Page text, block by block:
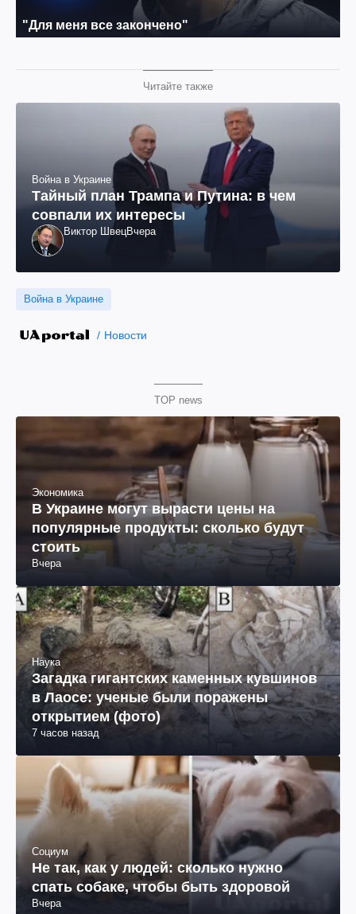
Читайте также
Война в Украине
Тайный план Трампа и Путина: в чем
совпали их интересы
Виктор ШвецВчера
Война в Украине
Новости
TOP news
Экономика
В Украине могут вырасти цены на
популярные продукты: сколько будут
стоить
Вчера
Наука
Загадка гигантских каменных кувшинов
в Лаосе: ученые были поражены
открытием (фото)
7 часов назад
Социум
Не так, как у людей: сколько нужно
спать собаке, чтобы быть здоровой
Вчера